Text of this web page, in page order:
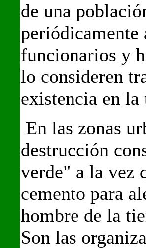
de una
periódicamente
funcionarios y
lo consideren
existencia en la
En las zonas
destrucción
verde" a la vez
cemento para
hombre de la
Son las